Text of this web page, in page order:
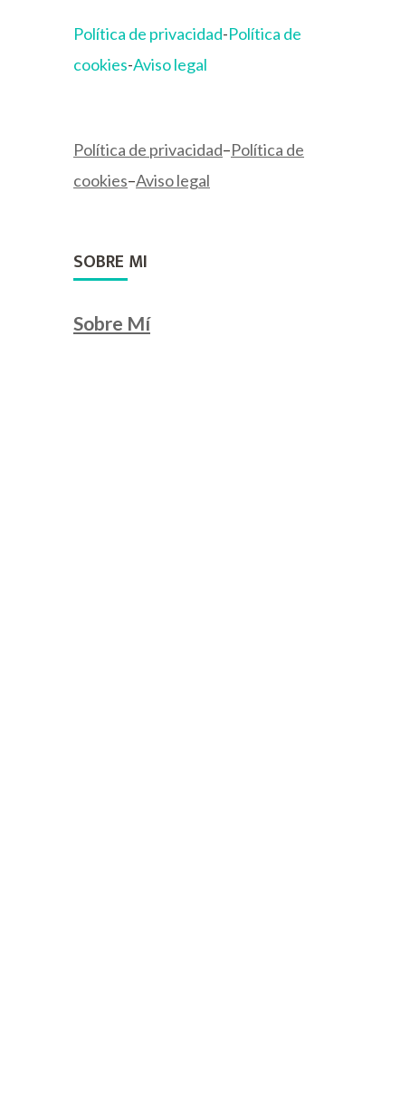
Política de privacidad-Política de
cookies-Aviso legal
Política de privacidad–Política de
cookies–Aviso legal
SOBRE MI
Sobre Mí